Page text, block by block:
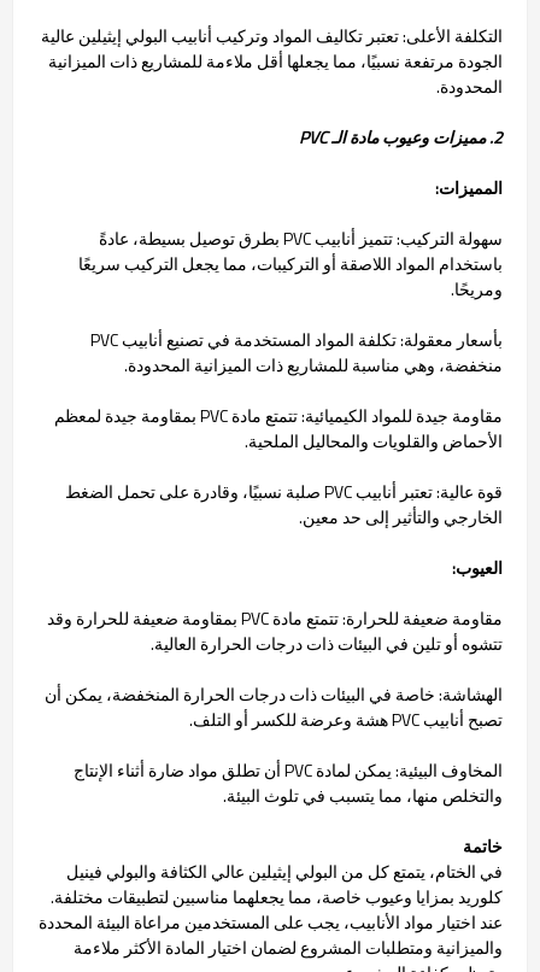
التكلفة الأعلى: تعتبر تكاليف المواد وتركيب أنابيب البولي إيثيلين عالية
الجودة مرتفعة نسبيًا، مما يجعلها أقل ملاءمة للمشاريع ذات الميزانية
المحدودة.
2. مميزات وعيوب مادة الـ PVC
المميزات:
سهولة التركيب: تتميز أنابيب PVC بطرق توصيل بسيطة، عادةً
باستخدام المواد اللاصقة أو التركيبات، مما يجعل التركيب سريعًا
ومريحًا.
بأسعار معقولة: تكلفة المواد المستخدمة في تصنيع أنابيب PVC
منخفضة، وهي مناسبة للمشاريع ذات الميزانية المحدودة.
مقاومة جيدة للمواد الكيميائية: تتمتع مادة PVC بمقاومة جيدة لمعظم
الأحماض والقلويات والمحاليل الملحية.
قوة عالية: تعتبر أنابيب PVC صلبة نسبيًا، وقادرة على تحمل الضغط
الخارجي والتأثير إلى حد معين.
العيوب:
مقاومة ضعيفة للحرارة: تتمتع مادة PVC بمقاومة ضعيفة للحرارة وقد
تتشوه أو تلين في البيئات ذات درجات الحرارة العالية.
الهشاشة: خاصة في البيئات ذات درجات الحرارة المنخفضة، يمكن أن
تصبح أنابيب PVC هشة وعرضة للكسر أو التلف.
المخاوف البيئية: يمكن لمادة PVC أن تطلق مواد ضارة أثناء الإنتاج
والتخلص منها، مما يتسبب في تلوث البيئة.
خاتمة
في الختام، يتمتع كل من البولي إيثيلين عالي الكثافة والبولي فينيل
كلوريد بمزايا وعيوب خاصة، مما يجعلهما مناسبين لتطبيقات مختلفة.
عند اختيار مواد الأنابيب، يجب على المستخدمين مراعاة البيئة المحددة
والميزانية ومتطلبات المشروع لضمان اختيار المادة الأكثر ملاءمة